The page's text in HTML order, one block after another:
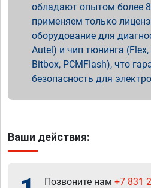
обладают опытом более
применяем только
оборудование для
Autel) и чип тюнинга (Flex,
Bitbox, PCMFlash), что
безопасность для
Ваши действия:
Позвоните нам +7 831